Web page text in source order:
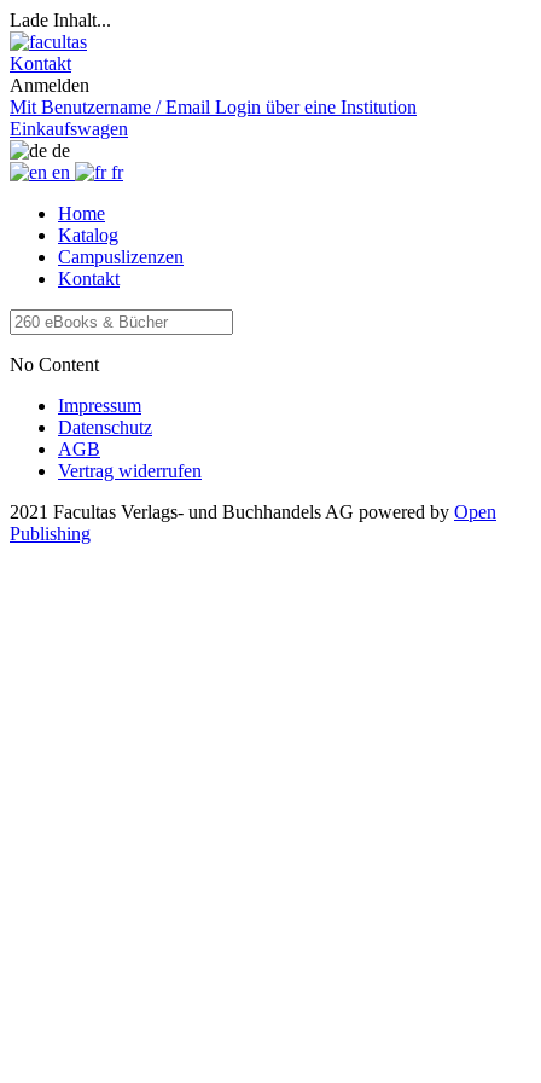
Lade Inhalt...
Kontakt
Anmelden
Mit Benutzername / Email Login über eine Institution
Einkaufswagen
de
en
fr
Home
Katalog
Campuslizenzen
Kontakt
No Content
Impressum
Datenschutz
AGB
Vertrag widerrufen
2021 Facultas Verlags- und Buchhandels AG powered by Open
Publishing